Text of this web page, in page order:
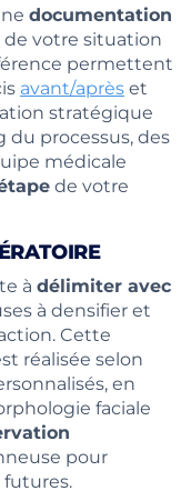
documentation
de votre situation
permettent
avant/aprèset
stratégique
du processus, des
médicale
de votre
à délimiter avec
à densifier et
Cette
réalisée selon
en
faciale
pour